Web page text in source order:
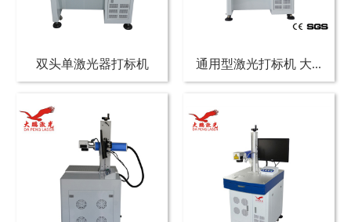
双头单激光器打标机 通用型激光打标机 大...